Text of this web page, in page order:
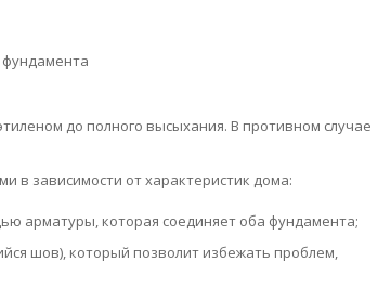
фундамента
до полного высыхания. В противном случае
в зависимости от характеристик дома:
арматуры, которая соединяет оба фундамента;
шов), который позволит избежать проблем,